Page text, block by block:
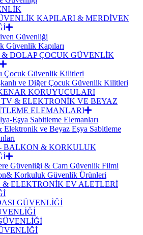
KAPILARI & MERDİVEN
Güvenliği
Güvenlik Kapıları
& DOLAP ÇOCUK GÜVENLİK
Çocuk Güvenlik Kilitleri
ve Diğer Çocuk Güvenlik Kilitleri
KORUYUCULARI
& ELEKTRONİK VE BEYAZ
ELEMANLARI
Eşya Sabitleme Elemanları
ve Beyaz Eşya Sabitleme
BALKON & KORKULUK
Güvenliği & Cam Güvenlik Filmi
Korkuluk Güvenlik Ürünleri
& ELEKTRONİK EV ALETLERİ
GÜVENLİĞİ